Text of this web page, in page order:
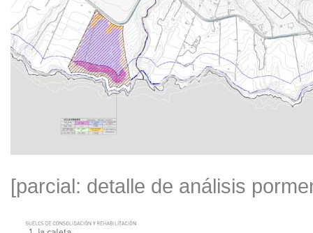
[parcial: detalle de análisis